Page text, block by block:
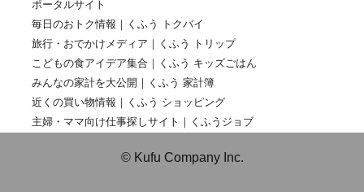
ポータルサイト
毎日のおトク情報｜くふう トクバイ
旅行・おでかけメディア｜くふう トリップ
こどもの食アイデア集合｜くふう キッズごはん
みんなの家計を大公開｜くふう 家計簿
近くの買い物情報｜くふう ショッピング
主婦・ママ向け仕事探しサイト｜くふうジョブ
© Kufu Company Inc.